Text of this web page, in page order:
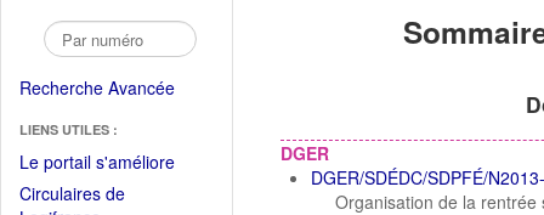
Recherche Avancée
LIENS UTILES :
Le portail s'améliore(Fichier
Circulaires de
DGER
DGER/SDÉDC/SDPFÉ/
Organisation de la rentrée